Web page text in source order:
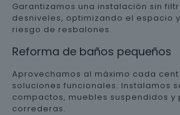
Garantizamos una instalación sin
desniveles, optimizando el espacio
riesgo de resbalones.
Reforma de baños pequeños
Aprovechamos al máximo cada
soluciones funcionales. Instalamos
compactos, muebles suspendidos y
correderas.